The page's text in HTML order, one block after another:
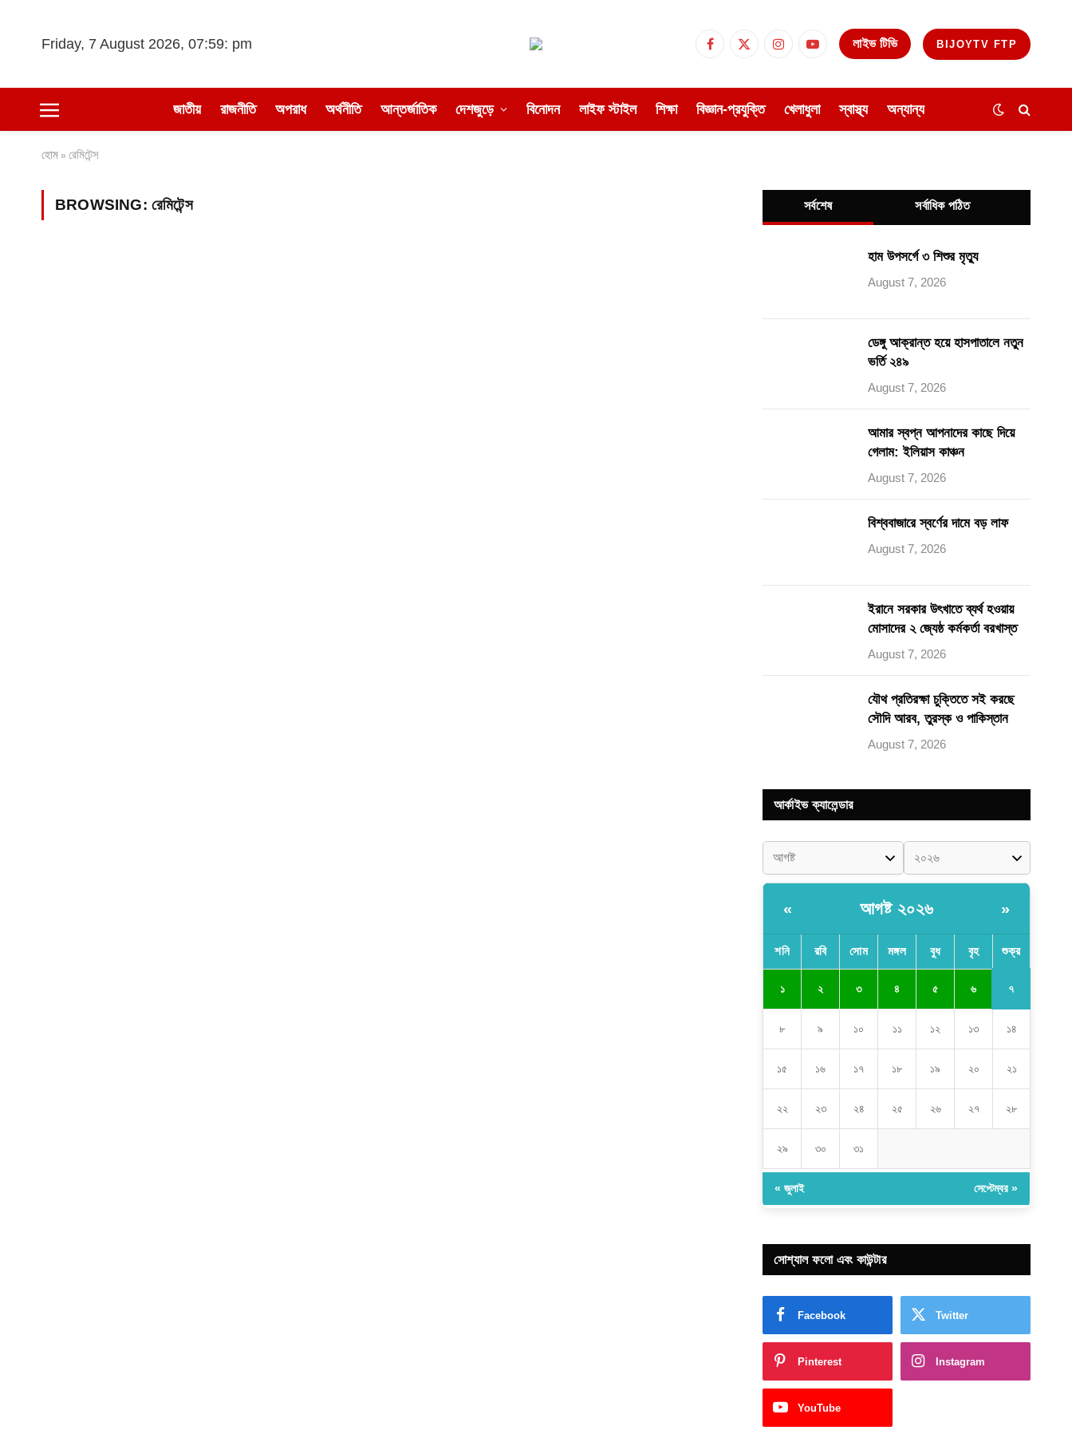
Friday, 7 August 2026, 07:59: pm Facebook
X
InstagramYouTube
লাইভ টিভি BIJOYTV FTP
জাতীয় রাজনীতি অপরাধ অর্থনীতি আন্তর্জাতিক দেশজুড়ে বিনোদন লাইফ স্টাইল শিক্ষা বিজ্ঞান-প্রযুক্তি খেলাধুলা স্বাস্থ্য অন্যান্য
হোম » রেমিটেন্স
BROWSING: রেমিটেন্স সর্বশেষ সর্বাধিক পঠিত
হাম উপসর্গে ৩ শিশুর মৃত্যু
August 7, 2026
ডেঙ্গু আক্রান্ত হয়ে হাসপাতালে নতুন
ভর্তি ২৪৯
August 7, 2026
আমার স্বপ্ন আপনাদের কাছে দিয়ে
গেলাম: ইলিয়াস কাঞ্চন
August 7, 2026
বিশ্ববাজারে স্বর্ণের দামে বড় লাফ
August 7, 2026
ইরানে সরকার উৎখাতে ব্যর্থ হওয়ায়
মোসাদের ২ জ্যেষ্ঠ কর্মকর্তা বরখাস্ত
August 7, 2026
যৌথ প্রতিরক্ষা চুক্তিতে সই করছে
সৌদি আরব, তুরস্ক ও পাকিস্তান
August 7, 2026
আর্কাইভ ক্যালেন্ডার
« আগষ্ট ২০২৬ »
শনি রবি সোম মঙ্গল বুধ বৃহ শুক্র
১ ২ ৩ ৪ ৫ ৬ ৭
৮ ৯ ১০ ১১ ১২ ১৩ ১৪
১৫ ১৬ ১৭ ১৮ ১৯ ২০ ২১
২২ ২৩ ২৪ ২৫ ২৬ ২৭ ২৮
২৯ ৩০ ৩১
« জুলাই সেপ্টেম্বর »
সোশ্যাল ফলো এবং কাউন্টার
Facebook Twitter
Pinterest Instagram
YouTube